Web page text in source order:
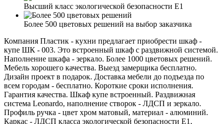
Высший класс экологической безопасности Е1
Более 500 цветовых решений на выбор заказчика
Компания Пластик - кухни предлагает приобрести шкаф -
купе ШК - 003. Это встроенный шкаф с раздвижной системой.
Наполнение шкафа - зеркало. Более 1000 цветовых решений.
Мебель хорошего качества. Выезд замерщика бесплатно.
Дизайн проект в подарок. Доставка мебели до подъезда по
всем городам - бесплатно. Короткие сроки исполнения.
Гарантия качества. Шкаф купе встроенный. Раздвижная
система Leonardo, наполнение створок - ЛДСП и зеркало.
Профиль ручка - цвет хром матовый, материал - алюминий.
Каркас - ЛДСП класса экологической безопасности Е1,